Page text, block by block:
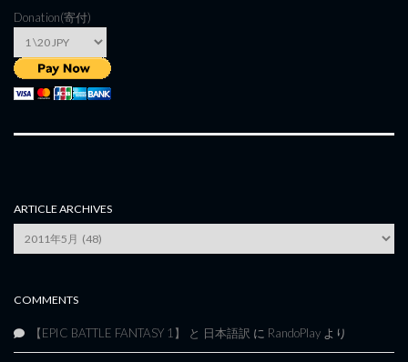
Donation(寄付)
ARTICLE ARCHIVES
Archives
COMMENTS
【EPIC BATTLE FANTASY 1】 と 日本語訳 に RandoPlay より